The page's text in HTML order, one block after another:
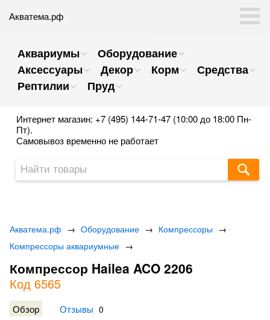
Акватема.рф
Аквариумы
Оборудование
Аксессуары
Декор Корм
Средства
Рептилии
Пруд
Интернет магазин: +7 (495) 144-71-47 (10:00 до 18:00 Пн-
Пт).
Самовывоз временно не работает
Акватема.рф → Оборудование → Компрессоры →
Компрессоры аквариумные →
Компрессор Hailea ACO 2206
Код 6565
Обзор Отзывы 0